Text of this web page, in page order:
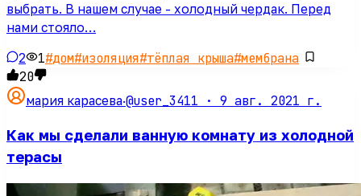
выбрать. В нашем случае - холодный чердак. Перед
нами стояло…
2 1#дом#изоляция#тёплая крыша#мембрана
20
мария карасева·@user_3411 · 9 авг. 2021 г.
Как мы сделали ванную комнату из холодной
терасы